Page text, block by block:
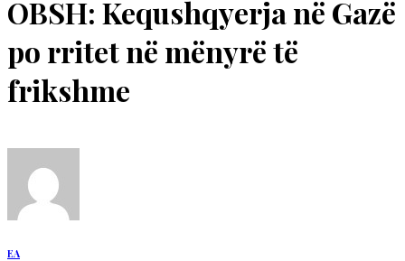
OBSH: Kequshqyerja në Gazë
po rritet në mënyrë të
frikshme
EA